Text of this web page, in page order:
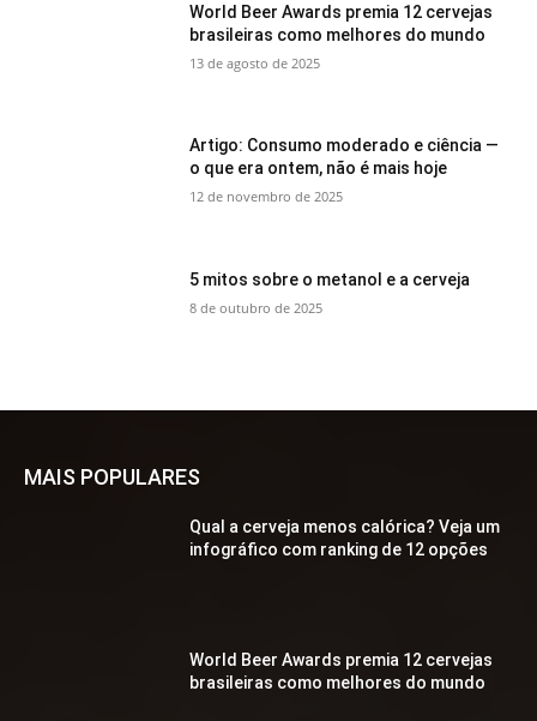
World Beer Awards premia 12 cervejas
brasileiras como melhores do mundo
13 de agosto de 2025
Artigo: Consumo moderado e ciência —
o que era ontem, não é mais hoje
12 de novembro de 2025
5 mitos sobre o metanol e a cerveja
8 de outubro de 2025
MAIS POPULARES
Qual a cerveja menos calórica? Veja um
infográfico com ranking de 12 opções
World Beer Awards premia 12 cervejas
brasileiras como melhores do mundo